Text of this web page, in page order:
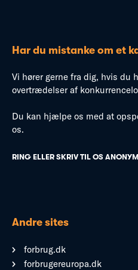
Har du mistanke om et
Vi hører gerne fra dig, hvis du
overtrædelser af
Du kan hjælpe os med at
os.
RING ELLER SKRIV TIL OS
Andre sites
forbrug.dk
forbrugereuropa.dk